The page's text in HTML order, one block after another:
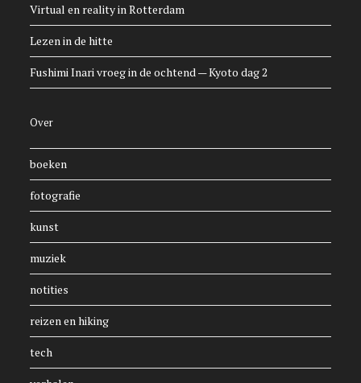
Virtual en reality in Rotterdam
Lezen in de hitte
Fushimi Inari vroeg in de ochtend — Kyoto dag 2
Over
boeken
fotografie
kunst
muziek
notities
reizen en hiking
tech